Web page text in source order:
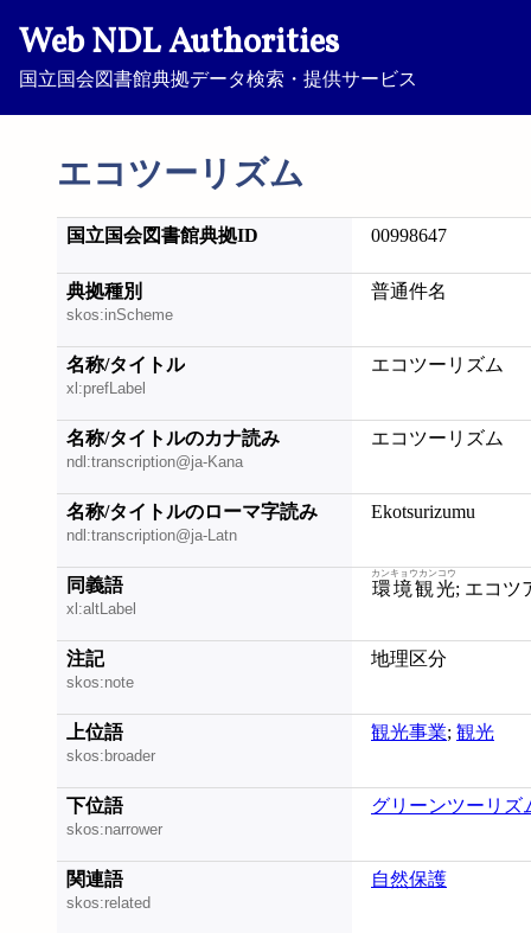
Web NDL Authorities
国立国会図書館典拠データ検索・提供サービス
エコツーリズム
国立国会図書館典拠ID 00998647
典拠種別
skos:inScheme
普通件名
名称/タイトル
xl:prefLabel
エコツーリズム
名称/タイトルのカナ読み
ndl:transcription@ja-Kana
エコツーリズム
名称/タイトルのローマ字読み
ndl:transcription@ja-Latn
Ekotsurizumu
同義語
xl:altLabel
環境観光
カンキョウカンコウ
注記
skos:note
地理区分
上位語
skos:broader
観光事業; 観光
下位語
skos:narrower
グリーンツーリズ
関連語
skos:related
自然保護